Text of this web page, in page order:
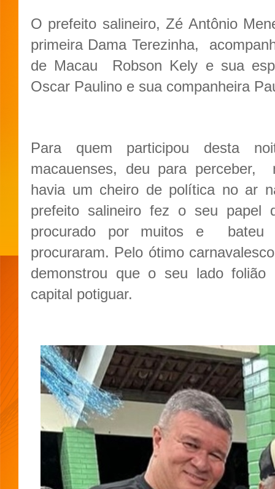
O prefeito salineiro, Zé Antônio
primeira Dama Terezinha,
de Macau Robson Kely e sua
Oscar Paulino e sua companheira
Para quem participou desta
macauenses, deu para
havia um cheiro de política no ar
prefeito salineiro fez o seu papel
procurado por muitos e bateu
procuraram. Pelo ótimo
demonstrou que o seu lado folião
capital potiguar.